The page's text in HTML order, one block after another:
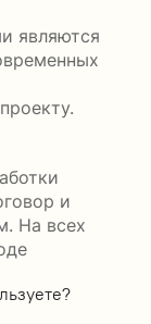
являются
и
На всех